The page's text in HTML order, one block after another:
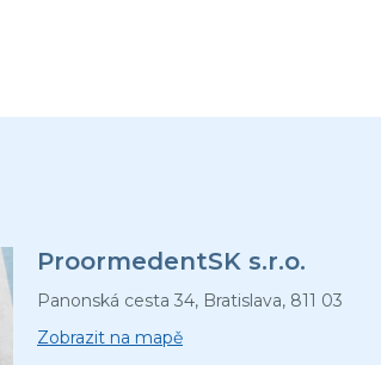
ProormedentSK s.r.o.
Panonská cesta 34, Bratislava, 811 03
Zobrazit na mapě